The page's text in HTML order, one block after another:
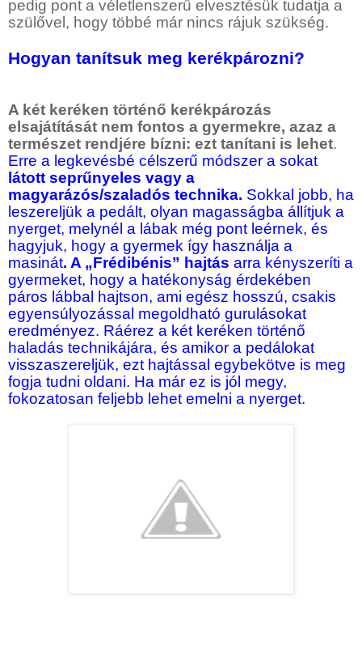
pedig pont a véletlenszerű elvesztésük tudatja a
szülővel, hogy többé már nincs rájuk szükség.
Hogyan tanítsuk meg kerékpározni?
A két keréken történő kerékpározás
elsajátítását nem fontos a gyermekre, azaz a
természet rendjére bízni: ezt tanítani is lehet.
Erre a legkevésbé célszerű módszer a sokat
látott seprűnyeles vagy a
magyarázós/szaladós technika. Sokkal jobb, ha
leszereljük a pedált, olyan magasságba állítjuk a
nyerget, melynél a lábak még pont leérnek, és
hagyjuk, hogy a gyermek így használja a
masinát. A „Frédibénis” hajtás arra kényszeríti a
gyermeket, hogy a hatékonyság érdekében
páros lábbal hajtson, ami egész hosszú, csakis
egyensúlyozással megoldható gurulásokat
eredményez. Ráérez a két keréken történő
haladás technikájára, és amikor a pedálokat
visszaszereljük, ezt hajtással egybekötve is meg
fogja tudni oldani. Ha már ez is jól megy,
fokozatosan feljebb lehet emelni a nyerget.